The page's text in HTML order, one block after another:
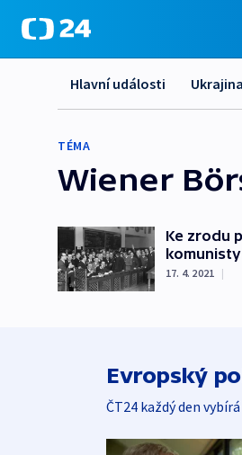
Hlavní události Ukrajina
TÉMA
Wiener
Ke zrodu
komunisty
17. 4. 2021 |
Evropský
ČT24 každý den